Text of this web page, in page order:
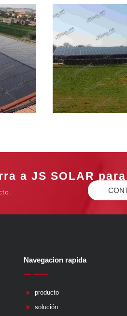
a JS SOLAR
Navegacion rapida
producto
solución